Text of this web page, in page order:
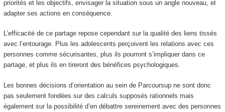
priorités et les objectifs, envisager la situation sous un angle nouveau, et
adapter ses actions en conséquence.
L’efficacité de ce partage repose cependant sur la qualité des liens tissés
avec l’entourage. Plus les adolescents perçoivent les relations avec ces
personnes comme sécurisantes, plus ils pourront s’impliquer dans ce
partage, et plus ils en tireront des bénéfices psychologiques.
Les bonnes décisions d’orientation au sein de Parcoursup ne sont donc
pas seulement fondées sur des calculs supposés rationnels mais
également sur la possibilité d’en débattre sereinement avec des personnes